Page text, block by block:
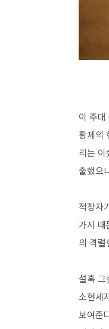
이 주
황제의
리는
출했으
적장자
가지 때
의 격
설혹 그
소현세
보여준